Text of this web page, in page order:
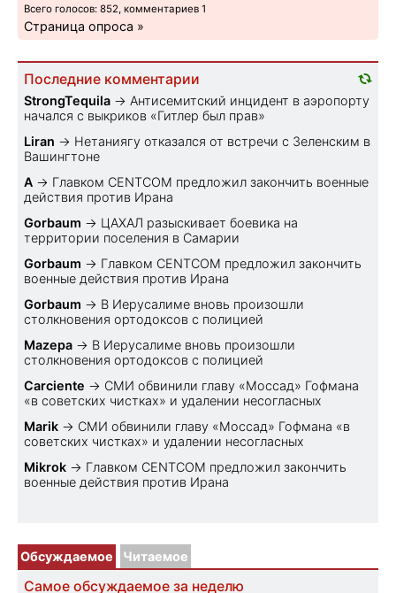
Всего голосов: 852, комментариев 1
Страница опроса »
Последние комментарии
StrongTequila → Антисемитский инцидент в аэропорту
начался с выкриков «Гитлер был прав»
Liran → Нетаниягу отказался от встречи с Зеленским в
Вашингтоне
A → Главком CENTCOM предложил закончить военные
действия против Ирана
Gorbaum → ЦАХАЛ разыскивает боевика на
территории поселения в Самарии
Gorbaum → Главком CENTCOM предложил закончить
военные действия против Ирана
Gorbaum → В Иерусалиме вновь произошли
столкновения ортодоксов с полицией
Mazepa → В Иерусалиме вновь произошли
столкновения ортодоксов с полицией
Carciente → СМИ обвинили главу «Моссад» Гофмана
«в советских чистках» и удалении несогласных
Marik → СМИ обвинили главу «Моссад» Гофмана «в
советских чистках» и удалении несогласных
Mikrok → Главком CENTCOM предложил закончить
военные действия против Ирана
Обсуждаемое Читаемое
Самое обсуждаемое за неделю